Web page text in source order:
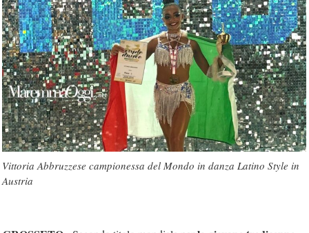
Vittoria Abbruzzese campionessa del Mondo in danza Latino Style in
Austria